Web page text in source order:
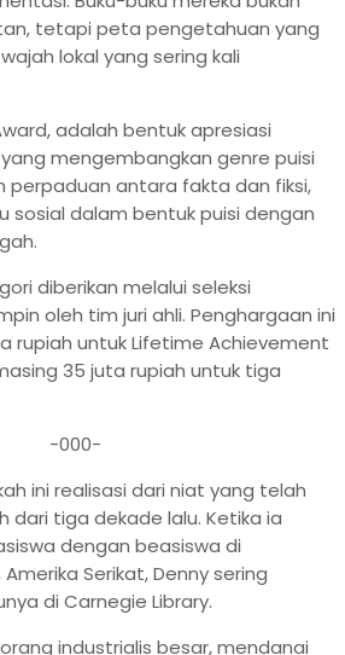
tetapi peta pengetahuan yang
lokal yang sering kali
adalah bentuk apresiasi
mengembangkan genre puisi
perpaduan antara fakta dan fiksi,
sosial dalam bentuk puisi dengan
diberikan melalui seleksi
oleh tim juri ahli. Penghargaan ini
rupiah untuk Lifetime Achievement
35 juta rupiah untuk tiga
-000-
ini realisasi dari niat yang telah
dari tiga dekade lalu. Ketika ia
dengan beasiswa di
Serikat, Denny sering
di Carnegie Library.
industrialis besar, mendanai